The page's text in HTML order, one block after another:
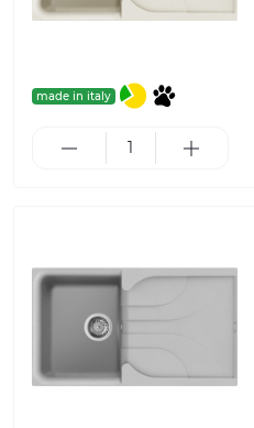
made in italy